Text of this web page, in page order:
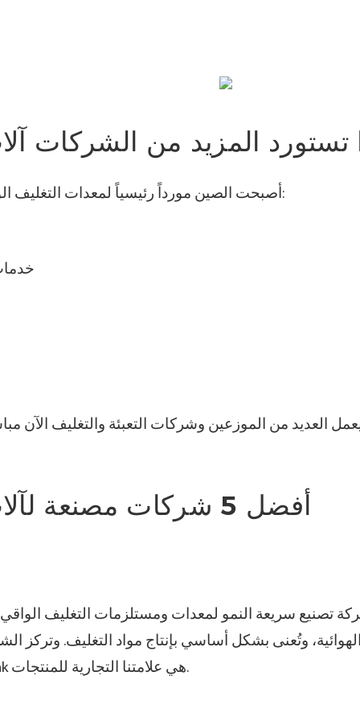
تستورد المزيد من الشركات
أصبحت الصين مورداً رئيسياً لمعدات التغليف الواقية لأن المصنعين الصينيين قادرون على تقديم ما يلي:
2)
العديد من الموزعين وشركات التعبئة والتغليف الآن
أفضل 5 شركات مصنعة لآلات الوسائد الهوائية في الصين
وتُعنى بشكل أساسي بإنتاج مواد التغليف. وتركز
والمستودعات وشركات التغليف العالمية. وAirPowerPak هي علامتنا التجارية للمنتجات.